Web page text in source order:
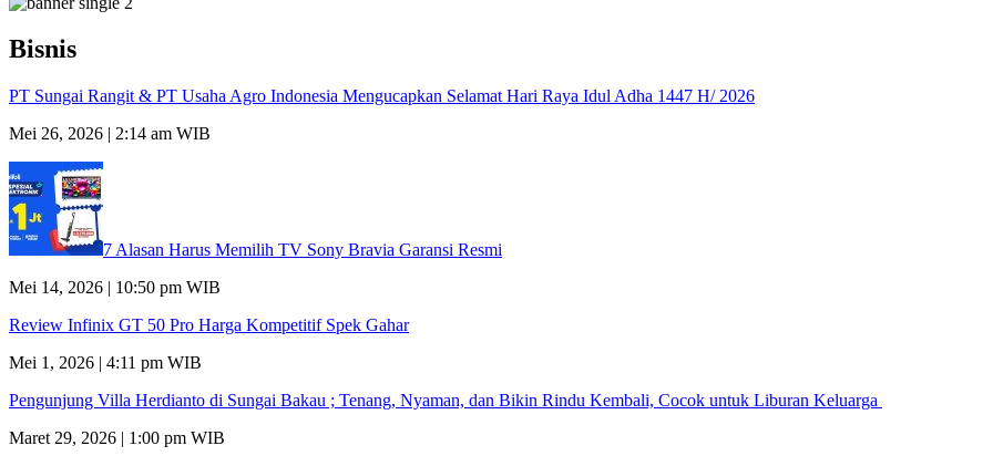
Bisnis
PT Sungai Rangit & PT Usaha Agro Indonesia Mengucapkan Selamat Hari Raya Idul Adha 1447 H/ 2026
Mei 26, 2026 | 2:14 am WIB
7 Alasan Harus Memilih TV Sony Bravia Garansi Resmi
Mei 14, 2026 | 10:50 pm WIB
Review Infinix GT 50 Pro Harga Kompetitif Spek Gahar
Mei 1, 2026 | 4:11 pm WIB
Pengunjung Villa Herdianto di Sungai Bakau ; Tenang, Nyaman, dan Bikin Rindu Kembali, Cocok untuk Liburan Keluarga
Maret 29, 2026 | 1:00 pm WIB